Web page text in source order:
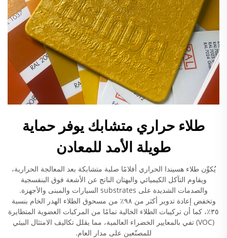
طلاء حراري متشابك يوفر حماية
طويلة الأمد للمعادن
يُكوِّن طلاء هسيندا الحراري أفلامًا صلبة متشابكة بعد المعالجة الحرارية،
ويقاوم التآكل الكيميائي والبهتان الناتج عن الأشعة فوق البنفسجية
والصدمات الشديدة على substrates السيارات والمبنى والأجهزة.
وتخفض إعادة تدوير أكثر من ٩٨٪ من مسحوق الطلاء الهدر الخام بنسبة
٣٥٪، كما أن تركيبات الطلاء الخالية تمامًا من المركبات العضوية المتطايرة
(VOC) تفي بالمعايير الخضراء العالمية، مما يقلل تكاليف الامتثال البيئي
للمصنّعين على مدار العام.